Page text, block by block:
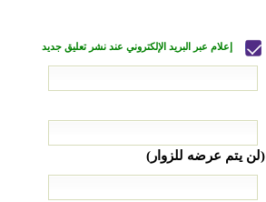
إعلام عبر البريد الإلكتروني عند نشر تعليق جديد
(لن يتم عرضه للزوار)